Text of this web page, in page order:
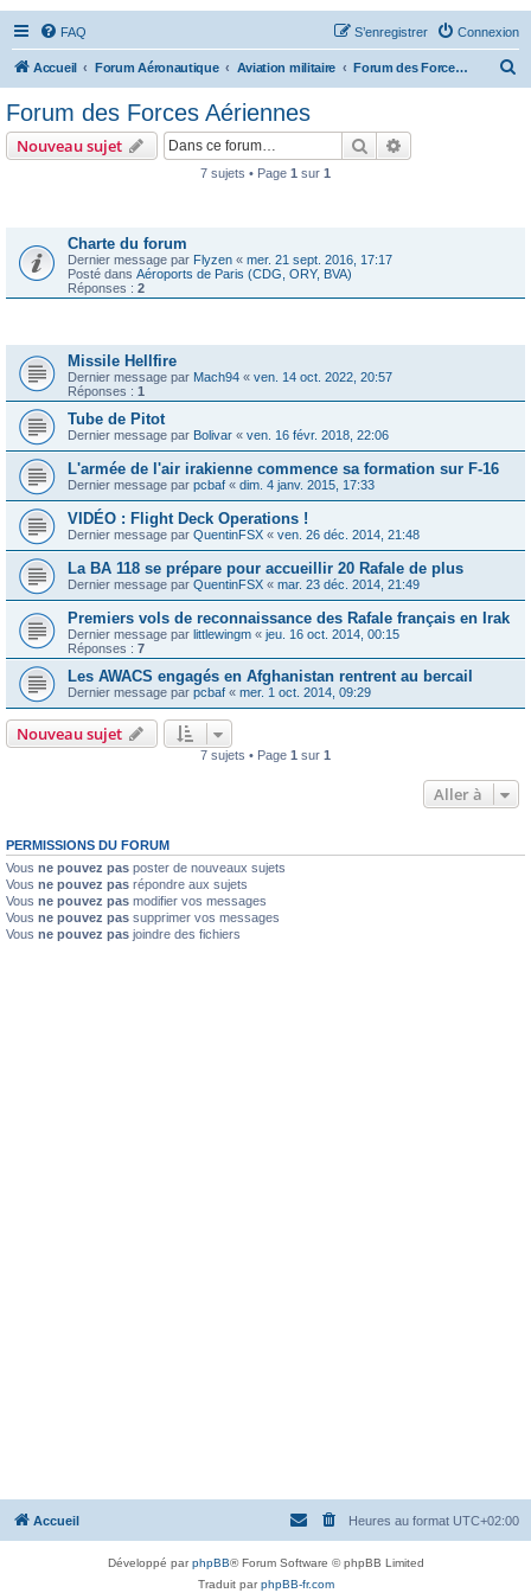
FAQ Connexion
S’enregistrer
Accueil Forum Aéronautique Aviation militaire Forum des Forces Aériennes
Forum des Forces Aériennes
Nouveau sujet Rechercher
7 sujets • Page 1 sur 1
Charte du forum
Dernier message par Flyzen « mer. 21 sept. 2016, 17:17
Posté dans Aéroports de Paris (CDG, ORY, BVA)
Réponses : 2
Missile Hellfire
Dernier message par Mach94 « ven. 14 oct. 2022, 20:57
Réponses : 1
Tube de Pitot
Dernier message par Bolivar « ven. 16 févr. 2018, 22:06
L'armée de l'air irakienne commence sa formation sur F-16
Dernier message par pcbaf « dim. 4 janv. 2015, 17:33
VIDÉO : Flight Deck Operations !
Dernier message par QuentinFSX « ven. 26 déc. 2014, 21:48
La BA 118 se prépare pour accueillir 20 Rafale de plus
Dernier message par QuentinFSX « mar. 23 déc. 2014, 21:49
Premiers vols de reconnaissance des Rafale français en Irak
Dernier message par littlewingm « jeu. 16 oct. 2014, 00:15
Réponses : 7
Les AWACS engagés en Afghanistan rentrent au bercail
Dernier message par pcbaf « mer. 1 oct. 2014, 09:29
Nouveau sujet
7 sujets • Page 1 sur 1
Aller à
PERMISSIONS DU FORUM
Vous ne pouvez pas poster de nouveaux sujets
Vous ne pouvez pas répondre aux sujets
Vous ne pouvez pas modifier vos messages
Vous ne pouvez pas supprimer vos messages
Vous ne pouvez pas joindre des fichiers
Accueil Heures au format UTC+02:00
Développé parphpBB® Forum Software © phpBB Limited
Traduit parphpBB-fr.com